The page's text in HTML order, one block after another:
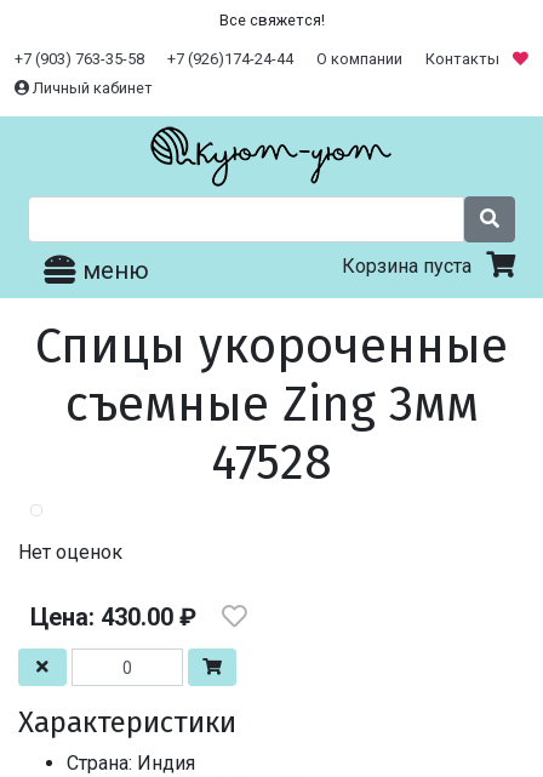
Все свяжется!
+7 (903) 763-35-58 +7 (926)174-24-44 О компании
Контакты
Личный кабинет
меню Корзина пуста
Спицы укороченные
съемные Zing 3мм
47528
Нет оценок
Цена: 430.00 ₽
Характеристики
Страна: Индия